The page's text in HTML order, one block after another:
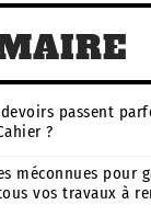
passent
?
méconnues pour
vos travaux à